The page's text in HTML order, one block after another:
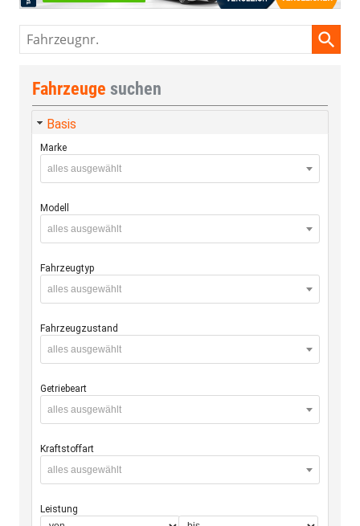
Fahrzeugnr.
Fahrzeuge suchen
Basis
Marke
alles ausgewählt
Modell
alles ausgewählt
Fahrzeugtyp
alles ausgewählt
Fahrzeugzustand
alles ausgewählt
Getriebeart
alles ausgewählt
Kraftstoffart
alles ausgewählt
Leistung